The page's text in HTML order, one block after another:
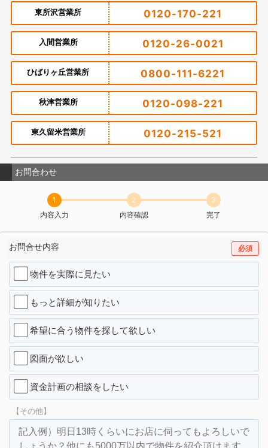
東所沢営業所 0120-170-221
入間営業所 0120-26-0021
ひばりヶ丘営業所 0800-111-6221
秋津営業所 0120-098-221
東久留米営業所 0120-215-521
お問合わせ
1
内容入力
2
内容確認
3
完了
お問合せ内容 必須
物件を実際に見たい
もっと詳細が知りたい
希望に合う物件を探して欲しい
図面が欲しい
資金計画の相談をしたい
【その他】